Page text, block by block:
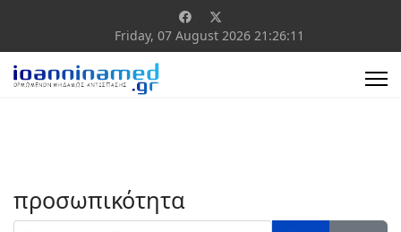
Friday, 07 August 2026 21:26:11
προσωπικότητα